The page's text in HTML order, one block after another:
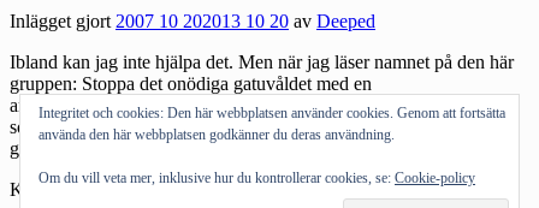
Inlägget gjort2007 10 202013 10 20 av Deeped
Ibland kan jag inte hjälpa det. Men när jag läser namnet på den här
gruppen: Stoppa det onödiga gatuvåldet med en
antivåldsmanifestationså kan det klia i fingrarna att skapa en grupp
som heter ”Stoppa de onödiga antivåldsmanifestationerna med
gatuvåld”…
Kategorier: Humor
Integritet och cookies: Den här webbplatsen använder cookies. Genom att fortsätta
använda den här webbplatsen godkänner du deras användning.
Om du vill veta mer, inklusive hur du kontrollerar cookies, se: Cookie-policy